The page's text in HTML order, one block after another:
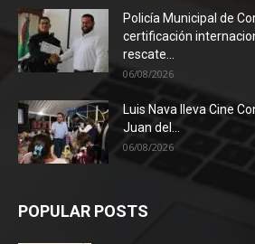
Policía Municipal de
certificación
rescate...
06/08/2026
Luis Nava lleva Cine
Juan del...
06/08/2026
POPULAR POSTS